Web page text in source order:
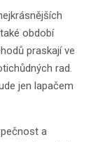
období
praskají ve
rad.
jen lapačem
a